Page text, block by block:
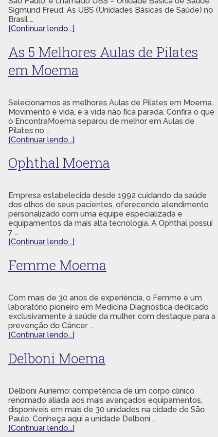
Sigmund Freud. As UBS (Unidades Básicas de Saúde) no
Brasil …
[Continuar lendo...]
As 5 Melhores Aulas de Pilates
em Moema
Selecionamos as melhores Aulas de Pilates em Moema.
Movimento é vida, e a vida não fica parada. Confira o que
o EncontraMoema separou de melhor em Aulas de
Pilates no …
[Continuar lendo...]
Ophthal Moema
Empresa estabelecida desde 1992 cuidando da saúde
dos olhos de seus pacientes, oferecendo atendimento
personalizado com uma equipe especializada e
equipamentos da mais alta tecnologia. A Ophthal possuí
7 …
[Continuar lendo...]
Femme Moema
Com mais de 30 anos de experiência, o Femme é um
laboratório pioneiro em Medicina Diagnóstica dedicado
exclusivamente à saúde da mulher, com destaque para a
prevenção do Câncer …
[Continuar lendo...]
Delboni Moema
Delboni Auriemo: competência de um corpo clínico
renomado aliada aos mais avançados equipamentos,
disponíveis em mais de 30 unidades na cidade de São
Paulo. Conheça aqui a unidade Delboni …
[Continuar lendo...]